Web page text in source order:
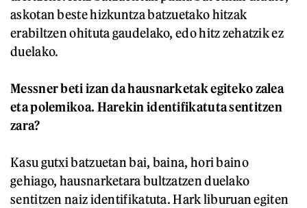
askotan beste hizkuntza batzuetako hitzak
erabiltzen ohituta gaudelako, edo hitz zehatzik ez
duelako.
Messner beti izan da hausnarketak egiteko zalea
eta polemikoa. Harekin identifikatuta sentitzen
zara?
Kasu gutxi batzuetan bai, baina, hori baino
gehiago, hausnarketara bultzatzen duelako
sentitzen naiz identifikatuta. Hark liburuan egiten